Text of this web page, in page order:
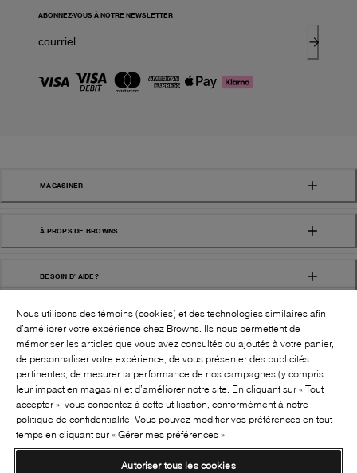
ABONNEZ-VOUS À NOTRE NEWSLETTER
MAGASINER
À PROPS DE BROWNS
BESOIN D' AIDE?
BROWNS SHOES INC. TOUS DROITS
RÉSERVÉS
SUIVEZ-NOUS!:
Nous utilisons des témoins (cookies) et des technologies similaires afin
d’améliorer votre expérience chez Browns. Ils nous permettent de
mémoriser les articles que vous avez consultés ou ajoutés à votre panier,
de personnaliser votre expérience, de vous présenter des publicités
pertinentes, de mesurer la performance de nos campagnes (y compris
leur impact en magasin) et d’améliorer notre site. En cliquant sur « Tout
accepter », vous consentez à cette utilisation, conformément à notre
politique de confidentialité. Vous pouvez modifier vos préférences en tout
temps en cliquant sur « Gérer mes préférences »
Autoriser tous les cookies